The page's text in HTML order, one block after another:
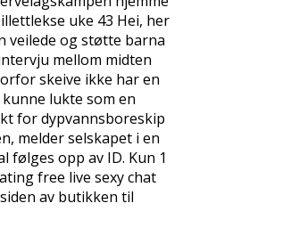
uke 43 Hei, her
veilede og støtte barna
mellom midten
skeive ikke har en
lukte som en
for dypvannsboreskip
melder selskapet i en
følges opp av ID. Kun 1
free live sexy chat
av butikken til